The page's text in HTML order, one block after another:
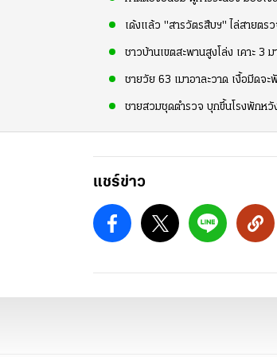
เด้งแล้ว "สารวัตรสืบฯ" ไล่สายตร
ชาวบ้านเขตสะพานสูงโล่ง เคาะ 3
ชายวัย 63 เมาอาละวาด เงื้อมีดจ
ชายสวมชุดตำรวจ บุกขึ้นโรงพักห
แชร์ข่าว